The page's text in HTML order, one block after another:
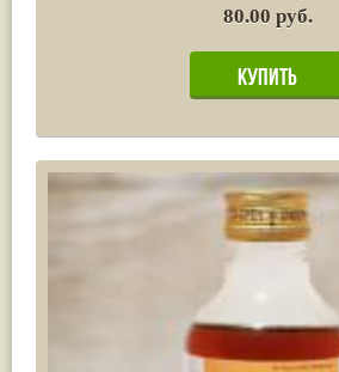
80.00 руб.